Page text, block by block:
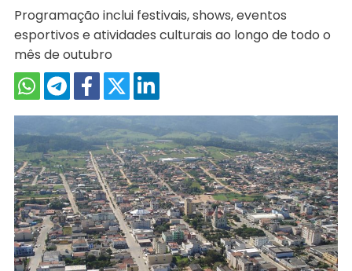
Programação inclui festivais, shows, eventos
esportivos e atividades culturais ao longo de todo o
mês de outubro